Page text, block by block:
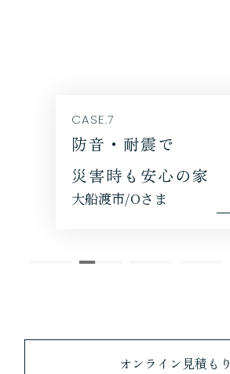
CASE.7
防音・耐震で
災害時も安心の家
大船渡市/Oさま
オンライン見積もり